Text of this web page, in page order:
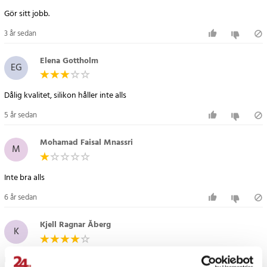
- Huvudenhetens storlek: 19 x 16 cm
- Arm/Benenhetens storlek: 20 x 6,5 cm
- USB-kabel för laddning ingår
Artikelnummer :73715
Gör sitt jobb.
3 år sedan
EG Elena Gottholm
Dålig kvalitet, silikon håller inte alls
5 år sedan
M Mohamad Faisal Mnassri
Inte bra alls
6 år sedan
K Kjell Ragnar Åberg
Fungerar bra men gel paderna fäster lite dåligt